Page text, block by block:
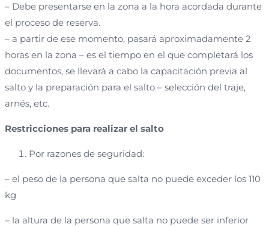
– Debe presentarse en la zona a la hora acordada durante
el proceso de reserva.
– a partir de ese momento, pasará aproximadamente 2
horas en la zona – es el tiempo en el que completará los
documentos, se llevará a cabo la capacitación previa al
salto y la preparación para el salto – selección del traje,
arnés, etc.
Restricciones para realizar el salto
Por razones de seguridad:
– el peso de la persona que salta no puede exceder los 110
kg
– la altura de la persona que salta no puede ser inferior